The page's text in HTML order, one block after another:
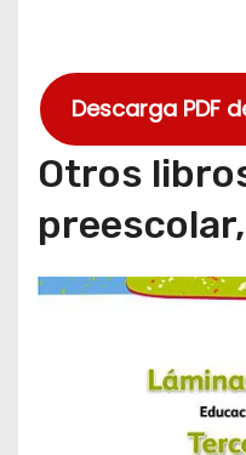
Descarga PDF
Otros